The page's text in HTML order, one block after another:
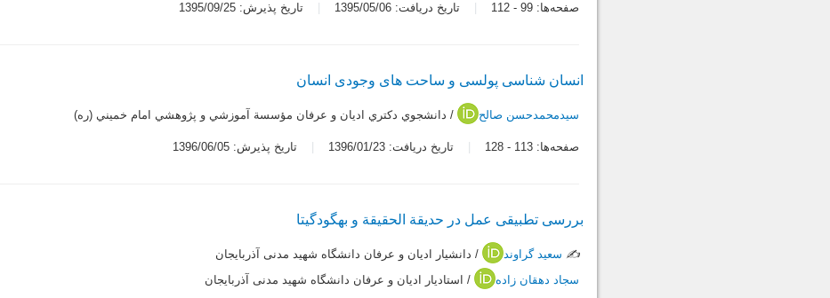
صفحه‌ها: 99
-
112 تاریخ دریافت: 1395/05/06 تاریخ پذیرش: 1395/09/25
انسان شناسی پولسی و ساحت های وجودی انسان
سیدمحمدحسن صالح / دانشجوي دكتري اديان و عرفان مؤسسة آموزشي و پژوهشي امام خميني (ره)
صفحه‌ها: 113
-
128 تاریخ دریافت: 1396/01/23 تاریخ پذیرش: 1396/06/05
بررسی تطبیقی عمل در حدیقة الحقیقة و بهگودگیتا
✍️ سعید گراوند
/ دانشيار اديان و عرفان دانشگاه شهید مدنی آذربایجان
سجاد دهقان زاده
/ استاديار اديان و عرفان دانشگاه شهید مدنی آذربایجان